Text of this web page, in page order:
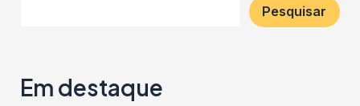
Pesquisar
Em destaque